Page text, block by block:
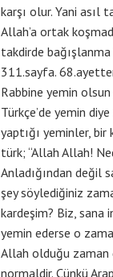
karşı olur. Yani asıl
Allah’a ortak
takdirde
311.sayfa.
Rabbine yemin
Türkçe’de yemin
yaptığı yeminler,
türk; “Allah Allah!
Anladığından değil
şey söylediğiniz
kardeşim? Biz, sana
yemin ederse o
Allah olduğu zaman
normaldir. Çünkü